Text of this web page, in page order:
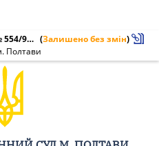
Рішення від 27.09.2017 № 554/9060/15-ц, 2/554/160/2017 (Залишено без змін)
Полтави